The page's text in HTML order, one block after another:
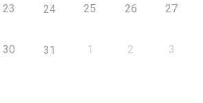
23 24 25 26 27
30 31 1 2 3